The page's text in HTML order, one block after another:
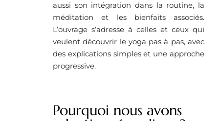
aussi son intégration dans la routine, la
méditation et les bienfaits associés.
L’ouvrage s’adresse à celles et ceux qui
veulent découvrir le yoga pas à pas, avec
des explications simples et une approche
progressive.
Pourquoi nous avons